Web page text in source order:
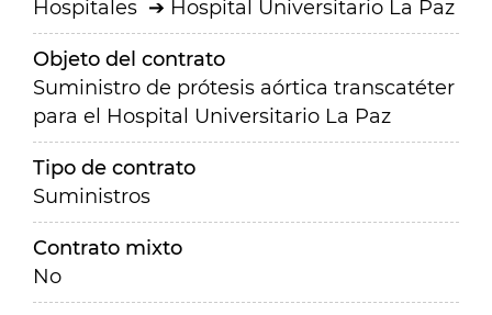
Hospitales
Hospital Universitario La Paz
Objeto del contrato
Suministro de prótesis aórtica transcatéter
para el Hospital Universitario La Paz
Tipo de contrato
Suministros
Contrato mixto
No